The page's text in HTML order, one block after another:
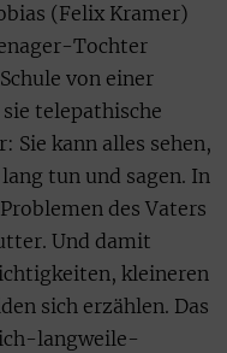
(Felix Kramer)
Tochter
von einer
telepathische
Sie kann alles sehen,
tun und sagen. In
des Vaters
Und damit
kleineren
sich erzählen. Das
langweile-